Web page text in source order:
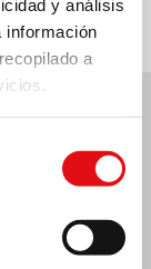
y análisis
información
a